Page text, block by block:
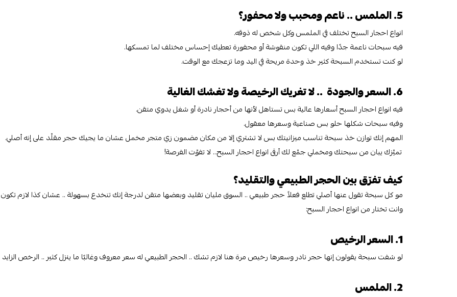
5. الملمس .. ناعم ومحبب ولا محفور؟
انواع احجار السبح تختلف في الملمس وكل شخص له ذوقه.
فيه سبحات ناعمة جدًا وفيه اللي تكون منقوشة أو محفورة تعطيك إحساس مختلف لما تمسكها.
لو كنت تستخدم السبحة كثير خذ وحدة مريحة في اليد وما تزعجك مع الوقت.
6. السعر والجودة .. لا تغريك الرخيصة ولا تغشك الغالية
فيه انواع احجار السبح أسعارها عالية بس تستاهل لأنها من أحجار نادرة أو شغل يدوي متقن.
وفيه سبحات شكلها حلو بس صناعية وسعرها معقول.
المهم إنك توازن خذ سبحة تناسب ميزانيتك بس لا تشتري إلا من مكان مضمون زي متجر مخمل عشان ما يجيك حجر مقلّد على إنه أصلي.
تميّزك يبان من سبحتك ومخملي جمّع لك أرقى انواع احجار السبح… لا تفوّت الفرصة!
كيف تفرّق بين الحجر الطبيعي والتقليد؟
مو كل سبحة تقول عنها أصلي تطلع فعلاً حجر طبيعي .. السوق مليان تقليد وبعضها متقن لدرجة إنك تنخدع بسهولة .. عشان كذا لازم
وانت تختار من انواع احجار السبح:
1. السعر الرخيص
لو شفت سبحة يقولون إنها حجر نادر وسعرها رخيص مرة هنا لازم تشك .. الحجر الطبيعي له سعر معروف وغالبًا ما ينزل كثير .. الرخص الزايد
2. الملمس